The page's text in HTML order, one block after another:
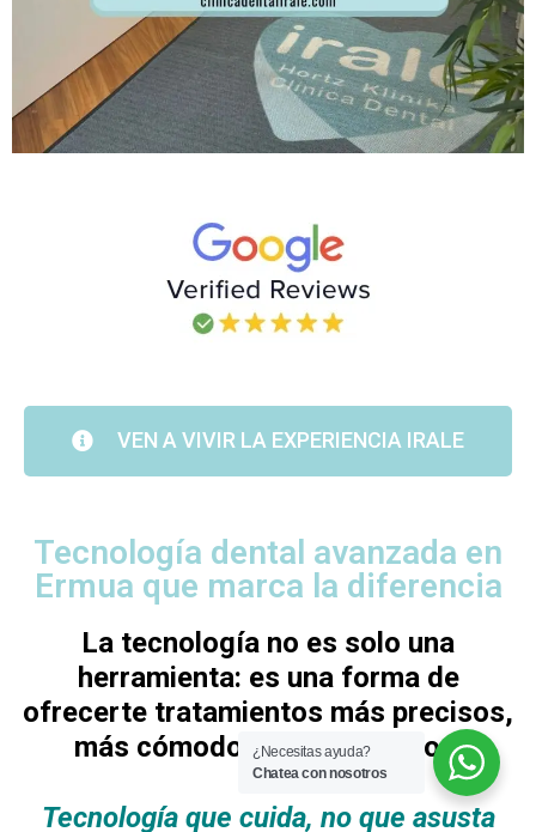
VEN A VIVIR LA EXPERIENCIA IRALE
Tecnología dental avanzada en
Ermua que marca la diferencia
La tecnología no es solo una
herramienta: es una forma de
ofrecerte tratamientos más precisos,
más cómodos y más seguros.
Tecnología que cuida, no que asusta
¿Necesitas ayuda?
Chatea con nosotros